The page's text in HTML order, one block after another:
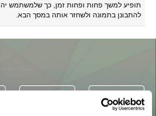
תופיע למשך פחות ופחות זמן, כך שלמשתמש
להתבונן בתמונה ולשחזר אותה במסך הבא.